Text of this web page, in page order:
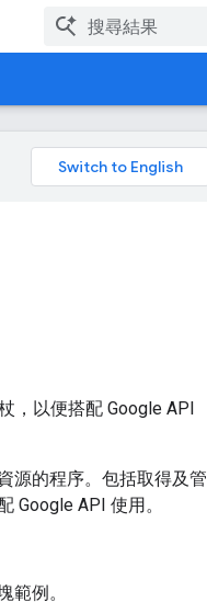
，以便搭配 Google API
源的程序。包括取得及管
Google API 使用。
範例。